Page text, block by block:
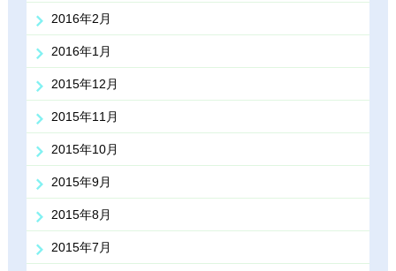
2016年2月
2016年1月
2015年12月
2015年11月
2015年10月
2015年9月
2015年8月
2015年7月